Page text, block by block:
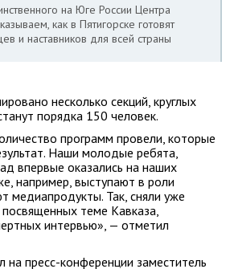
на Юге России Центра
как в Пятигорске готовят
и наставников для всей страны
несколько секций, круглых
порядка 150 человек.
программ провели, которые
Наши молодые ребята,
впервые оказались на наших
например, выступают в роли
медиапродукты. Так, сняли уже
теме Кавказа,
интервью», — отметил
на пресс-конференции заместитель